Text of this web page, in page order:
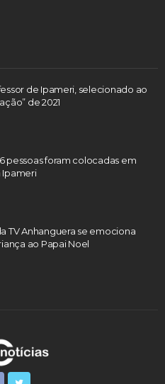
de Ipameri, selecionado ao
de 2021
pessoas foram colocadas em
Ipameri
TV Anhanguera se emociona
ao Papai Noel